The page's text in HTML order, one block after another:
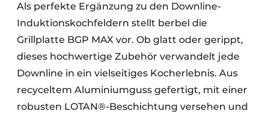
Als perfekte Ergänzung zu den Downline-
Induktionskochfeldern stellt berbel die
Grillplatte BGP MAX vor. Ob glatt oder gerippt,
dieses hochwertige Zubehör verwandelt jede
Downline in ein vielseitiges Kocherlebnis. Aus
recyceltem Aluminiumguss gefertigt, mit einer
robusten LOTAN®-Beschichtung versehen und